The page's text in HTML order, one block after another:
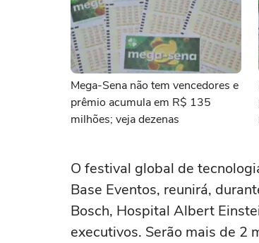
Mega-Sena não tem vencedores e
prêmio acumula em R$ 135
milhões; veja dezenas
O festival global de
Base Eventos, reunirá,
Bosch, Hospital Albert
executivos. Serão mais de 2